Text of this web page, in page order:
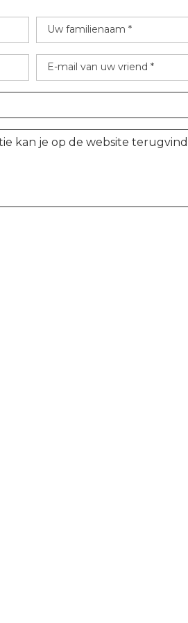
Uw familienaam *
E-mail van uw vriend *